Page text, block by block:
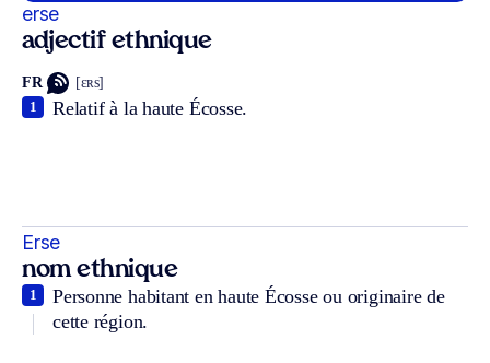
erse
adjectif ethnique
FR [ɛʀs]
Relatif à la haute Écosse.
1
Erse
nom ethnique
Personne habitant en haute Écosse ou originaire de
cette région.
1